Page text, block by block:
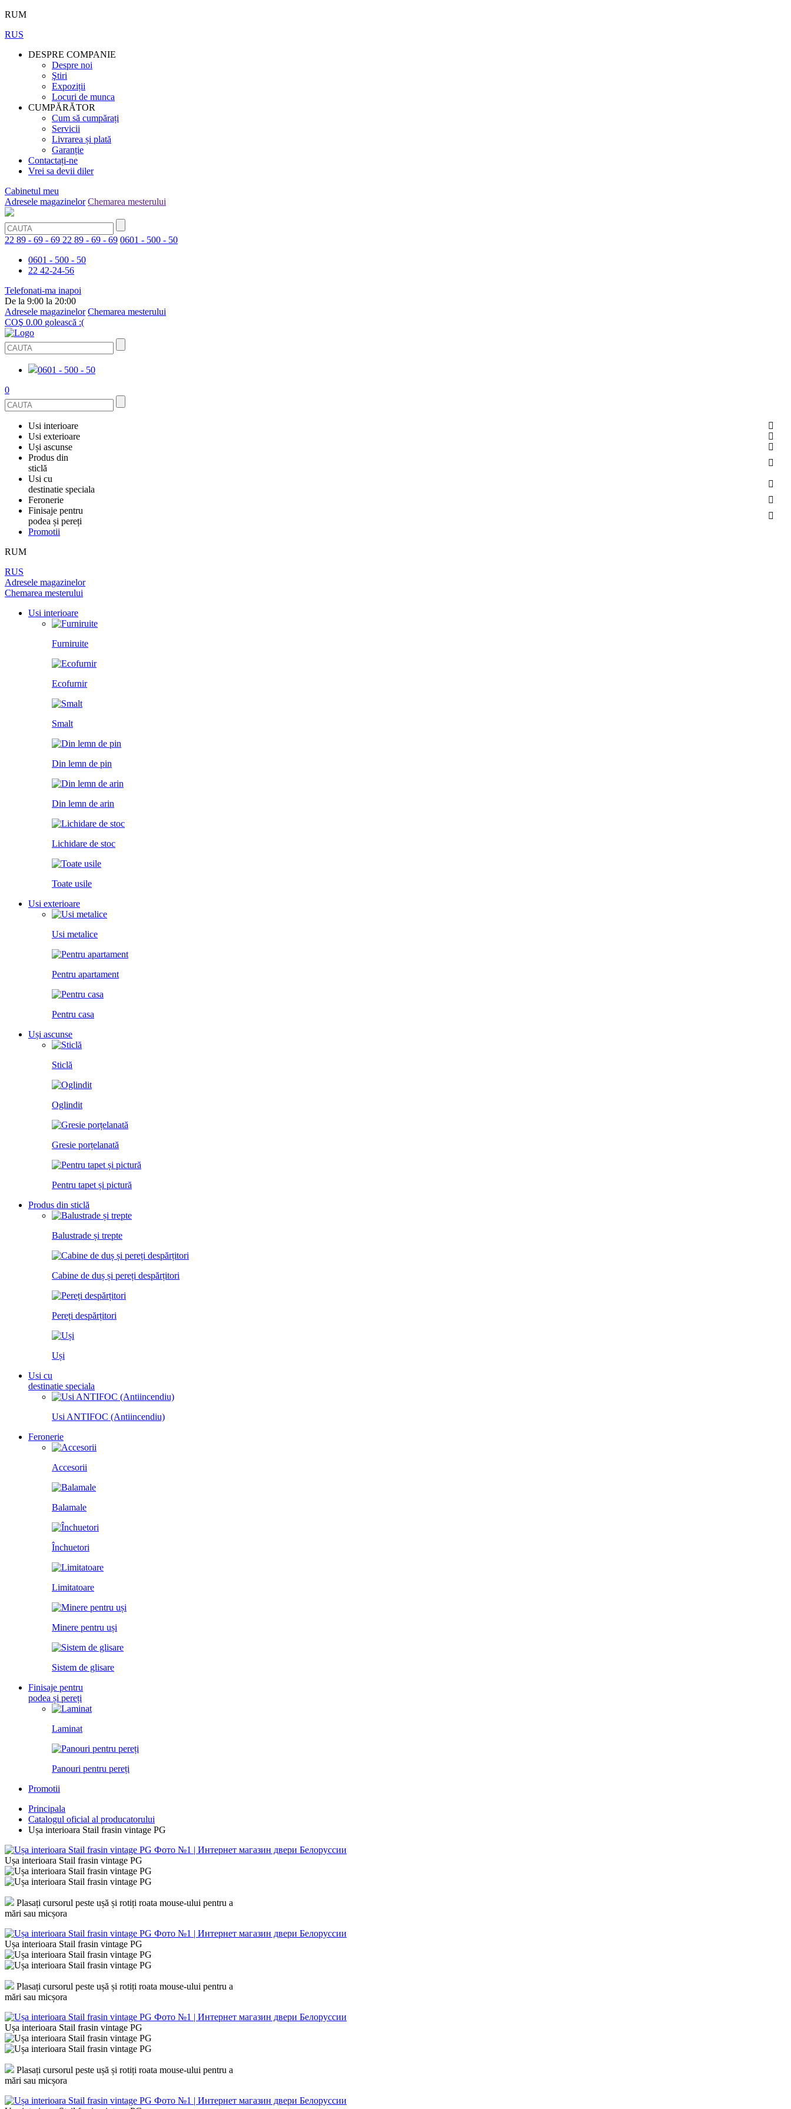
RUM
RUS
DESPRE COMPANIE
Despre noi
Ştiri
Expoziții
Locuri de munca
CUMPĂRĂTOR
Cum să cumpărați
Servicii
Livrarea și plată
Garanție
Contactați-ne
Vrei sa devii diler
Cabinetul meu
Adresele magazinelor Chemarea mesterului
22 89 - 69 - 69 22 89 - 69 - 69 0601 - 500 - 50
0601 - 500 - 50
22 42-24-56
Telefonati-ma inapoi
De la 9:00 la 20:00
Adresele magazinelor Chemarea mesterului
COŞ 0.00 golească :(
0601 - 500 - 50
0
Usi interioare
FURNIRUITE
SMALT
DIN LEMN DE PIN
LICHIDARE DE STOC
TOATE USILE
Usi exterioare
USI METALICE
PENTRU APARTAMENT
PENTRU CASA
Uși ascunse
OGLINDIT
GRESIE PORȚELANATĂ
Produs din
sticlă
BALUSTRADE ȘI TREPTE
CABINE DE DUȘ ȘI PEREȚI DESPĂRȚITORI
Usi cu
destinatie speciala
USI ANTIFOC (ANTIINCENDIU)
Feronerie
ACCESORII
MINERE PENTRU UȘI
SISTEM DE GLISARE
Finisaje pentru
podea și pereți
Promotii
RUM
RUS
Adresele magazinelor
Chemarea mesterului
Usi interioare
Furniruite
Ecofurnir
Smalt
Din lemn de pin
Din lemn de arin
Lichidare de stoc
Toate usile
Usi exterioare
Usi metalice
Pentru apartament
Pentru casa
Uși ascunse
Sticlă
Oglindit
Gresie porțelanată
Pentru tapet și pictură
Produs din sticlă
Balustrade și trepte
Cabine de duș și pereți despărțitori
Pereți despărțitori
Uși
Usi cu
destinatie speciala
Usi ANTIFOC (Antiincendiu)
Feronerie
Accesorii
Balamale
Închuetori
Limitatoare
Minere pentru uși
Sistem de glisare
Finisaje pentru
podea și pereți
Laminat
Panouri pentru pereți
Promotii
Principala
Catalogul oficial al producatorului
Ușa interioara Stail frasin vintage PG
Ușa interioara Stail frasin vintage PG
Plasați cursorul peste ușă și rotiți roata mouse-ului pentru a
mări sau micșora
Ușa interioara Stail frasin vintage PG
Plasați cursorul peste ușă și rotiți roata mouse-ului pentru a
mări sau micșora
Ușa interioara Stail frasin vintage PG
Plasați cursorul peste ușă și rotiți roata mouse-ului pentru a
mări sau micșora